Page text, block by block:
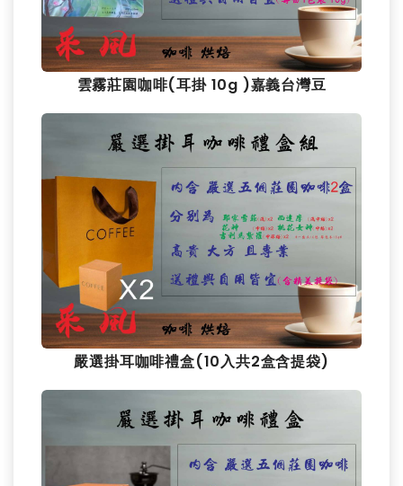
雲霧莊園咖啡(耳掛 10g )嘉義台灣豆
嚴選掛耳咖啡禮盒(10入共2盒含提袋)